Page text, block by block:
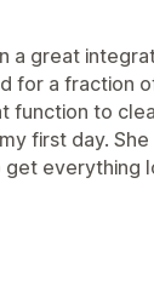
a great
for a fraction
function to
first day.
get everything